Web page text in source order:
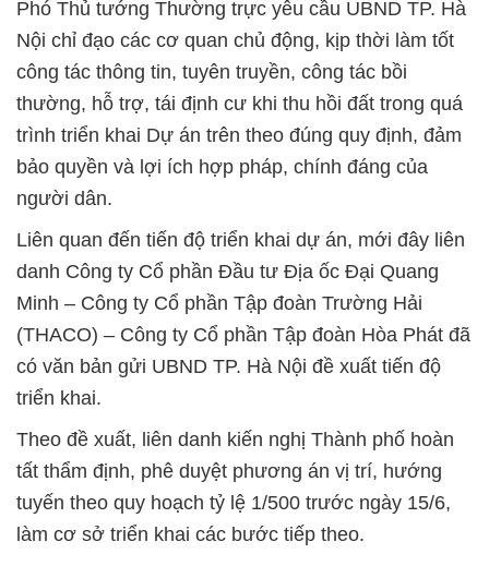
Phó Thủ tướng Thường trực yêu cầu UBND TP. Hà
Nội chỉ đạo các cơ quan chủ động, kịp thời làm tốt
công tác thông tin, tuyên truyền, công tác bồi
thường, hỗ trợ, tái định cư khi thu hồi đất trong quá
trình triển khai Dự án trên theo đúng quy định, đảm
bảo quyền và lợi ích hợp pháp, chính đáng của
người dân.
Liên quan đến tiến độ triển khai dự án, mới đây liên
danh Công ty Cổ phần Đầu tư Địa ốc Đại Quang
Minh – Công ty Cổ phần Tập đoàn Trường Hải
(THACO) – Công ty Cổ phần Tập đoàn Hòa Phát đã
có văn bản gửi UBND TP. Hà Nội đề xuất tiến độ
triển khai.
Theo đề xuất, liên danh kiến nghị Thành phố hoàn
tất thẩm định, phê duyệt phương án vị trí, hướng
tuyến theo quy hoạch tỷ lệ 1/500 trước ngày 15/6,
làm cơ sở triển khai các bước tiếp theo.